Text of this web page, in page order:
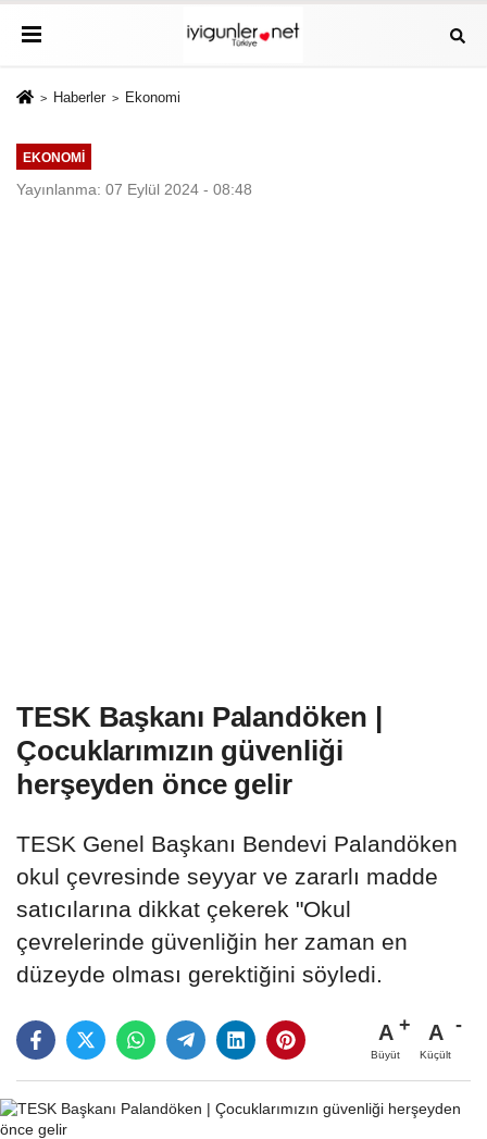
Haberler Ekonomi
EKONOMI
Yayınlanma: 07 Eylül 2024 - 08:48
TESK Başkanı Palandöken |
Çocuklarımızın güvenliği
herşeyden önce gelir
TESK Genel Başkanı Bendevi Palandöken
okul çevresinde seyyar ve zararlı madde
satıcılarına dikkat çekerek "Okul
çevrelerinde güvenliğin her zaman en
düzeyde olması gerektiğini söyledi.
A
Büyüt
A
Küçült